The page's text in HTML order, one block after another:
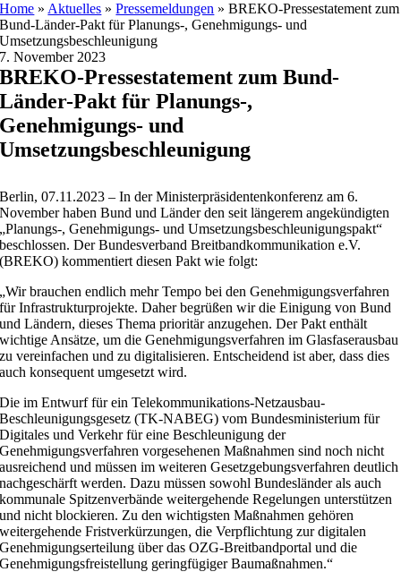
Home » Aktuelles »Pressemeldungen »BREKO-Pressestatement zum
Bund-Länder-Pakt für Planungs-, Genehmigungs- und
Umsetzungsbeschleunigung
7. November 2023
BREKO-Pressestatement zum Bund-
Länder-Pakt für Planungs-,
Genehmigungs- und
Umsetzungsbeschleunigung
Berlin, 07.11.2023 – In der Ministerpräsidentenkonferenz am 6.
November haben Bund und Länder den seit längerem angekündigten
„Planungs-, Genehmigungs- und Umsetzungsbeschleunigungspakt“
beschlossen. Der Bundesverband Breitbandkommunikation e.V.
(BREKO) kommentiert diesen Pakt wie folgt:
„Wir brauchen endlich mehr Tempo bei den Genehmigungsverfahren
für Infrastrukturprojekte. Daher begrüßen wir die Einigung von Bund
und Ländern, dieses Thema prioritär anzugehen. Der Pakt enthält
wichtige Ansätze, um die Genehmigungsverfahren im Glasfaserausbau
zu vereinfachen und zu digitalisieren. Entscheidend ist aber, dass dies
auch konsequent umgesetzt wird.
Die im Entwurf für ein Telekommunikations-Netzausbau-
Beschleunigungsgesetz (TK-NABEG) vom Bundesministerium für
Digitales und Verkehr für eine Beschleunigung der
Genehmigungsverfahren vorgesehenen Maßnahmen sind noch nicht
ausreichend und müssen im weiteren Gesetzgebungsverfahren deutlich
nachgeschärft werden. Dazu müssen sowohl Bundesländer als auch
kommunale Spitzenverbände weitergehende Regelungen unterstützen
und nicht blockieren. Zu den wichtigsten Maßnahmen gehören
weitergehende Fristverkürzungen, die Verpflichtung zur digitalen
Genehmigungserteilung über das OZG-Breitbandportal und die
Genehmigungsfreistellung geringfügiger Baumaßnahmen.“